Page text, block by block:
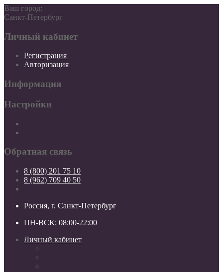
Ваш город:
Санкт-Петербург
Личный кабинет
Регистрация
Авторизация
Информация
Настройки
Обратная связь
8 (800) 201 75 10
8 (962) 709 40 50
Россия, г. Санкт-Петербург
ПН-ВСК: 08:00-22:00
Личный кабинет